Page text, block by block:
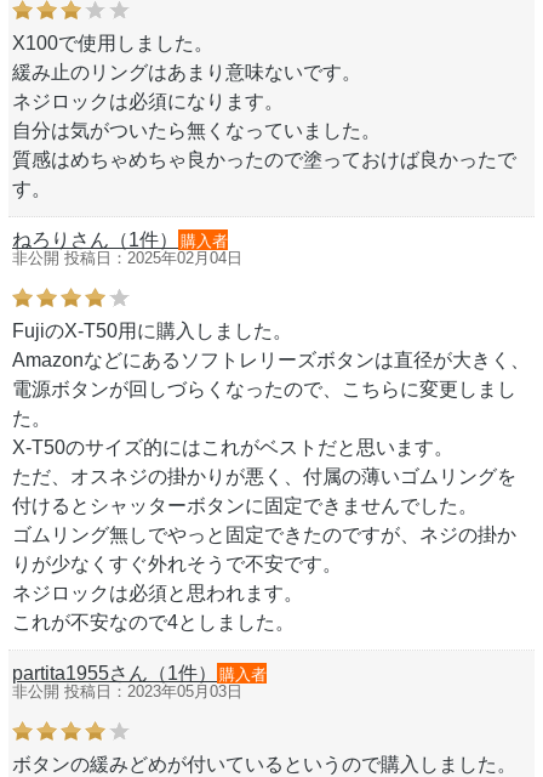
X100で使用しました。
緩み止のリングはあまり意味ないです。
ネジロックは必須になります。
自分は気がついたら無くなっていました。
質感はめちゃめちゃ良かったので塗っておけば良かったで
す。
ねろりさん（1件）
購入者
非公開 投稿日：2025年02月04日
FujiのX-T50用に購入しました。
Amazonなどにあるソフトレリーズボタンは直径が大きく、
電源ボタンが回しづらくなったので、こちらに変更しまし
た。
X-T50のサイズ的にはこれがベストだと思います。
ただ、オスネジの掛かりが悪く、付属の薄いゴムリングを
付けるとシャッターボタンに固定できませんでした。
ゴムリング無しでやっと固定できたのですが、ネジの掛か
りが少なくすぐ外れそうで不安です。
ネジロックは必須と思われます。
これが不安なので4としました。
partita1955さん（1件）
購入者
非公開 投稿日：2023年05月03日
ボタンの緩みどめが付いているというので購入しました。